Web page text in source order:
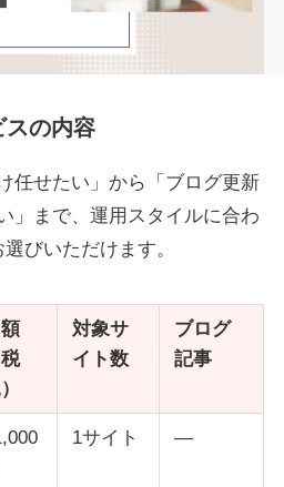
スの内容
任せたい」から「ブログ更新
」まで、運用スタイルに合わ
びいただけます。
税
対象サ
イト数
ブログ
記事
1サイト —